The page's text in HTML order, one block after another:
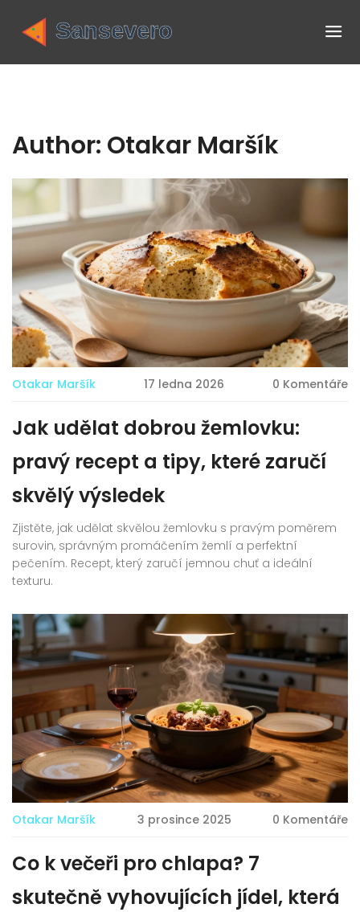
Author: Otakar Maršík
Otakar Maršík 17 ledna 2026 0 Komentáře
Jak udělat dobrou žemlovku:
pravý recept a tipy, které zaručí
skvělý výsledek
Zjistěte, jak udělat skvělou žemlovku s pravým poměrem
surovin, správným promáčením žemlí a perfektní
pečením. Recept, který zaručí jemnou chuť a ideální
texturu.
Otakar Maršík 3 prosince 2025 0 Komentáře
Co k večeři pro chlapa? 7
skutečně vyhovujících jídel, která